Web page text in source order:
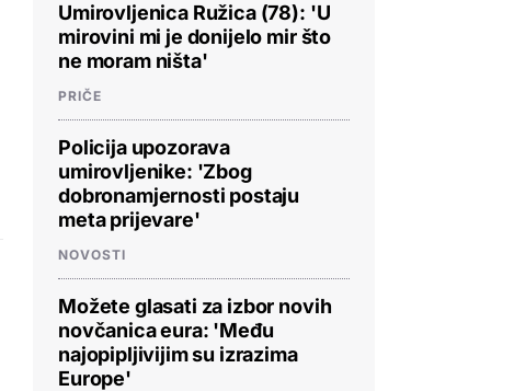
Umirovljenica Ružica (78): 'U
mirovini mi je donijelo mir što
ne moram ništa'
PRIČE
Policija upozorava
umirovljenike: 'Zbog
dobronamjernosti postaju
meta prijevare'
NOVOSTI
Možete glasati za izbor novih
novčanica eura: 'Među
najopipljivijim su izrazima
Europe'